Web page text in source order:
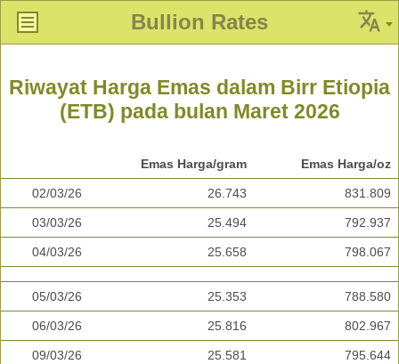
Bullion Rates
Riwayat Harga Emas dalam Birr Etiopia
(ETB) pada bulan Maret 2026
Emas Harga/gram Emas Harga/oz
02/03/26 26.743 831.809
03/03/26 25.494 792.937
04/03/26 25.658 798.067
05/03/26 25.353 788.580
06/03/26 25.816 802.967
09/03/26 25.581 795.644